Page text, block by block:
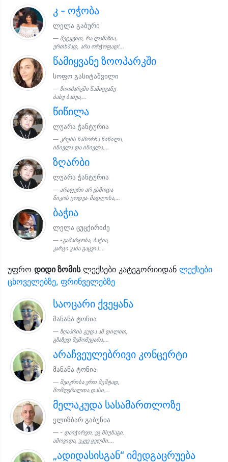
კ - ოჭობა
ლელა გაბური
მეტყვით, რა ლამაზია,
ერთხმად, არა ორჭოფად!...
წამიყვანე ზოოპარკში
სოფო გასიტაშვილი
ზოოპარკში წამიყვანე
ბაბუ ბაბუა,...
წიწილა
ლუარა ჭანტურია
კრუხს ჩამორჩა წიწილა,
იწივლა და იწივლა,...
ზღარბი
ლუარა ჭანტურია
არაფერი არ ესმოდა
ნიკოს ცოდვა-მადლისა,...
ბაჭია
ლელა ცუცქირიძე
-გამარჯობა, ბაჭია,
კარგი კაბა გაცვია....
უფრო დიდი ზომისლექსები კატეგორიიდან ლექსები
ცხოველებზე, ფრინველებზე
საოცარი ქვეყანა
მანანა ტონია
ზღაპრის გუდა ამ დილით,
გზაზედ შემომეყარა,...
არაჩვეულებრივი კონცერტი
მანანა ტონია
შეიკრიბა ერთ მუშტად,
მომღერალთა დასი,...
მელაკუდა სასამართლოზე
ელიზბარ გაბუნია
- დაიჭირეთ, ეგ მსუნაგი,
ამოვიდა, უკვე ყელში....
„ადიდასისგან“ იმედგაცრუება